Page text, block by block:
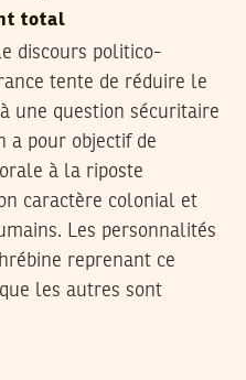
total
discours politico-
tente de réduire le
une question sécuritaire
a pour objectif de
à la riposte
caractère colonial et
Les personnalités
reprenant ce
les autres sont